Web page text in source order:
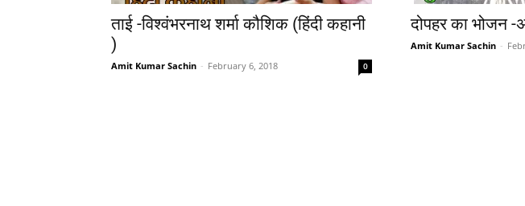
ताई -विश्‍वंभरनाथ शर्मा कौशिक (हिंदी कहानी
)
Amit Kumar Sachin - February 6, 2018 0
दोपहर का भोजन -
Amit Kumar Sachin -